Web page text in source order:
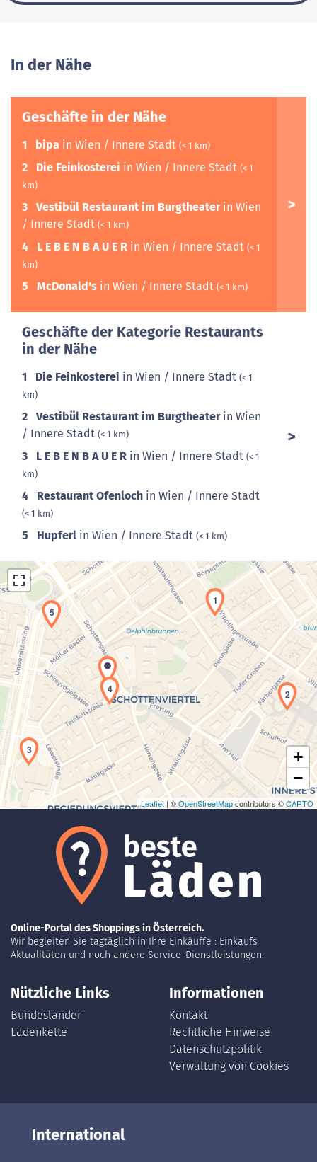
In der Nähe
Geschäfte in der Nähe
1 bipa in Wien / Innere Stadt (< 1 km)
2 Die Feinkosterei in Wien / Innere Stadt (< 1
km)
3 Vestibül Restaurant im Burgtheaterin Wien
/ Innere Stadt (< 1 km)
4 L E B E N B A U E R in Wien / Innere Stadt (< 1
km)
5 McDonald's in Wien / Innere Stadt (< 1 km)
Geschäfte der Kategorie Restaurants
in der Nähe
1 Die Feinkosterei in Wien / Innere Stadt (< 1
km)
2 Vestibül Restaurant im Burgtheaterin Wien
/ Innere Stadt (< 1 km)
3 L E B E N B A U E R in Wien / Innere Stadt (< 1
km)
4 Restaurant Ofenloch in Wien / Innere Stadt
(< 1 km)
5 Hupferl in Wien / Innere Stadt (< 1 km)
Laden der Karte...
1
2
3
4
5
+
−
Leaflet | ©OpenStreetMapcontributors ©CARTO
Online-Portal des Shoppings in Österreich.
Wir begleiten Sie tagtäglich in Ihre Einkäuffe : Einkaufs
Aktualitäten und noch andere Service-Dienstleistungen.
Nützliche Links
Bundesländer
Ladenkette
Informationen
Kontakt
Rechtliche Hinweise
Datenschutzpolitik
Verwaltung von Cookies
International